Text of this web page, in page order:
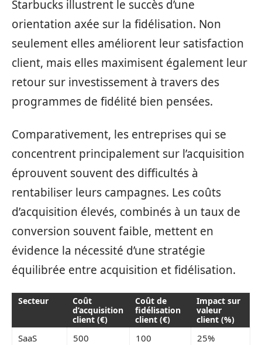
Starbucks illustrent le succès d’une
orientation axée sur la fidélisation. Non
seulement elles améliorent leur satisfaction
client, mais elles maximisent également leur
retour sur investissement à travers des
programmes de fidélité bien pensées.
Comparativement, les entreprises qui se
concentrent principalement sur l’acquisition
éprouvent souvent des difficultés à
rentabiliser leurs campagnes. Les coûts
d’acquisition élevés, combinés à un taux de
conversion souvent faible, mettent en
évidence la nécessité d’une stratégie
équilibrée entre acquisition et fidélisation.
Secteur
Coût
d’acquisition
client (€)
Coût de
fidélisation
client (€)
Impact sur
valeur
client (%)
SaaS 500 100
25%